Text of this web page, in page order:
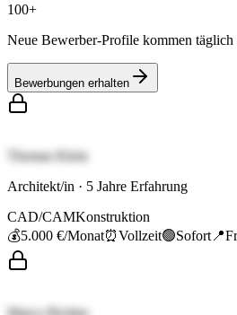
100+
Neue Bewerber-Profile kommen täglich
Bewerbungen erhalten
Thomas Klein
Architekt/in · 5 Jahre Erfahrung
CAD/CAMKonstruktion
💰5.000 €/Monat⏰Vollzeit🟢Sofort 📍